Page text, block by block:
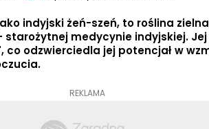
indyjski żeń-szeń, to roślina
medycynie indyjskiej.
co odzwierciedla jej potencjał w
REKLAMA